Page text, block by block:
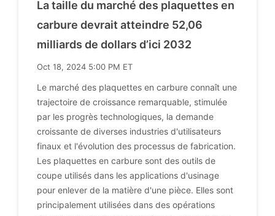
La taille du marché des plaquettes en
carbure devrait atteindre 52,06
milliards de dollars d’ici 2032
Oct 18, 2024 5:00 PM ET
Le marché des plaquettes en carbure connaît une
trajectoire de croissance remarquable, stimulée
par les progrès technologiques, la demande
croissante de diverses industries d'utilisateurs
finaux et l'évolution des processus de fabrication.
Les plaquettes en carbure sont des outils de
coupe utilisés dans les applications d'usinage
pour enlever de la matière d'une pièce. Elles sont
principalement utilisées dans des opérations